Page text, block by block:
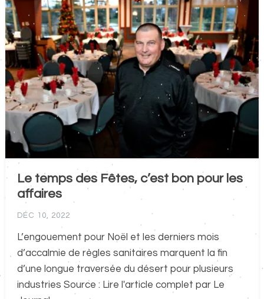
Le temps des Fêtes, c’est bon pour les
affaires
DÉC 10, 2022
L’engouement pour Noël et les derniers mois
d’accalmie de règles sanitaires marquent la fin
d’une longue traversée du désert pour plusieurs
industries Source : Lire l'article complet par Le